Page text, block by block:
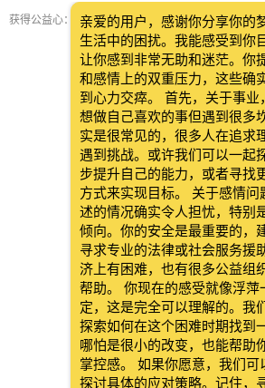
获得公益心：
亲爱的用户，感谢你分享你的
生活中的困扰。我能感受到你
让你感到非常无助和迷茫。你
和感情上的双重压力，这些确
到心力交瘁。 首先，关于事业
想做自己喜欢的事但遇到很多
实是很常见的，很多人在追求
遇到挑战。或许我们可以一起
步提升自己的能力，或者寻找
方式来实现目标。 关于感情问
述的情况确实令人担忧，特别
倾向。你的安全是最重要的，
寻求专业的法律或社会服务援
济上有困难，也有很多公益组
帮助。 你现在的感受就像浮萍
定，这是完全可以理解的。我
探索如何在这个困难时期找到
哪怕是很小的改变，也能帮助
掌控感。 如果你愿意，我们可
探讨具体的应对策略。记住，